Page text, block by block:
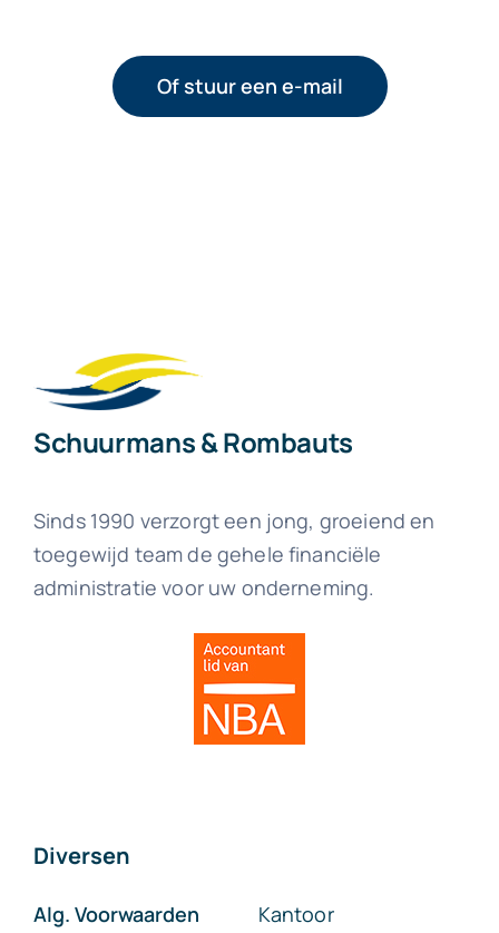
Of stuur een e-mail
Schuurmans & Rombauts
Sinds 1990 verzorgt een jong, groeiend en
toegewijd team de gehele financiële
administratie voor uw onderneming.
Diversen
Alg. Voorwaarden
Kantoor